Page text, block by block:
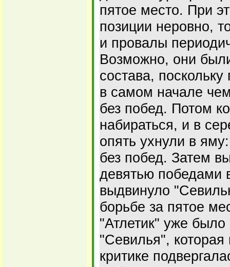
пятое место. При
позиции неровно,
и провалы
Возможно, они
состава,
в самом начале
без побед. Потом
набираться, и в
опять ухнули в
без побед. Затем
девятью победами
выдвинуло
борьбе за пятое
"Атлетик" уже
"Севилья", которая
критике